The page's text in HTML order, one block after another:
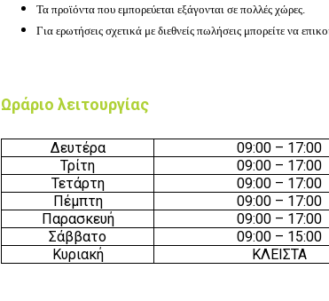
Τα προϊόντα που εμπορεύεται εξάγονται σε πολλές χώρες.
Για ερωτήσεις σχετικά με διεθνείς πωλήσεις μπορείτε να
Ωράριο λειτουργίας
Δευτέρα 09:00 – 17:00
Τρίτη
09:00 – 17:00
Τετάρτη
09:00 – 17:00
Πέμπτη
09:00 – 17:00
Παρασκευή
09:00 – 17:00
Σάββατο
09:00 – 15:00
Κυριακή
ΚΛΕΙΣΤΑ